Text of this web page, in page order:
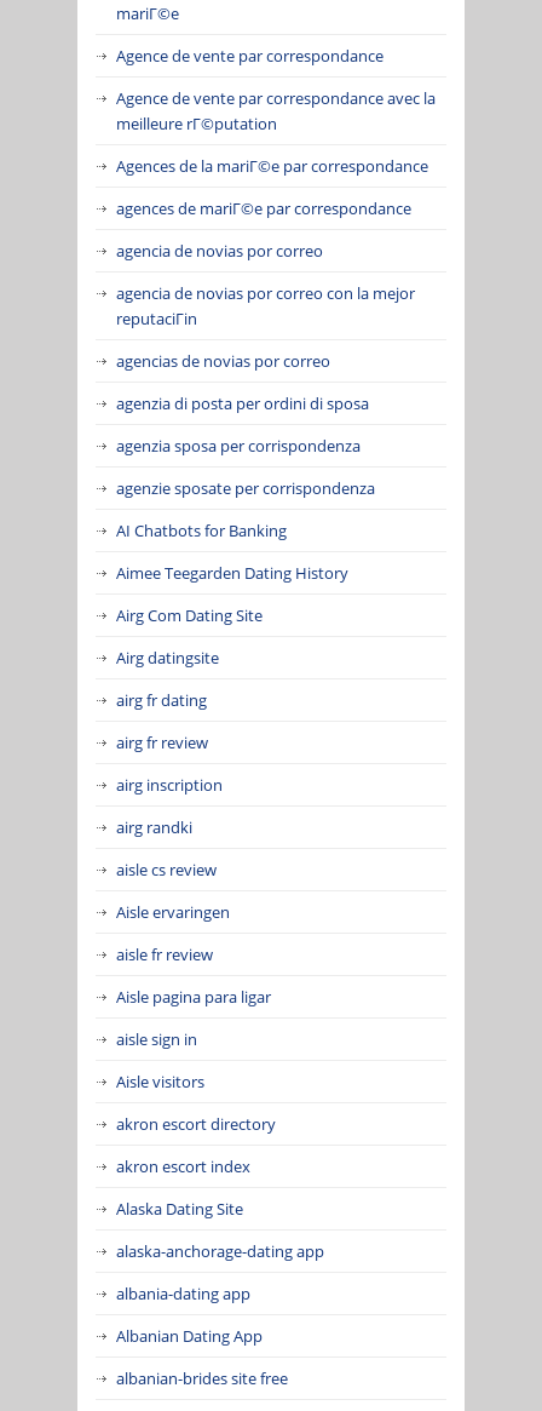
mariГ©e
Agence de vente par correspondance
Agence de vente par correspondance avec la
meilleure rГ©putation
Agences de la mariГ©e par correspondance
agences de mariГ©e par correspondance
agencia de novias por correo
agencia de novias por correo con la mejor
reputaciГіn
agencias de novias por correo
agenzia di posta per ordini di sposa
agenzia sposa per corrispondenza
agenzie sposate per corrispondenza
AI Chatbots for Banking
Aimee Teegarden Dating History
Airg Com Dating Site
Airg datingsite
airg fr dating
airg fr review
airg inscription
airg randki
aisle cs review
Aisle ervaringen
aisle fr review
Aisle pagina para ligar
aisle sign in
Aisle visitors
akron escort directory
akron escort index
Alaska Dating Site
alaska-anchorage-dating app
albania-dating app
Albanian Dating App
albanian-brides site free